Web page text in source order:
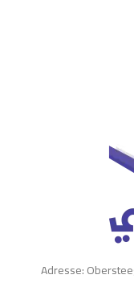
Adresse: